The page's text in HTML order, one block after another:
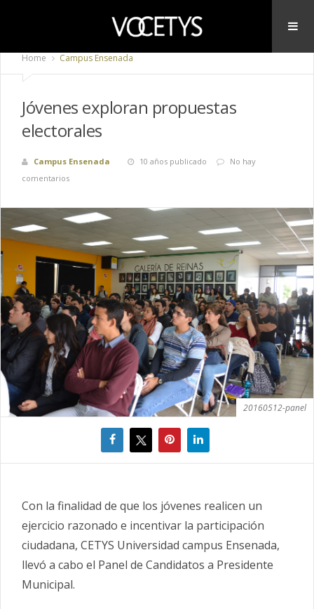
Home Campus Ensenada
Jóvenes exploran propuestas
electorales
Campus Ensenada 10 años publicado
No hay
comentarios
20160512-panel
Con la finalidad de que los jóvenes realicen un
ejercicio razonado e incentivar la participación
ciudadana, CETYS Universidad campus Ensenada,
llevó a cabo el Panel de Candidatos a Presidente
Municipal.